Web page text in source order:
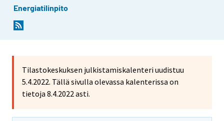
Energiatilinpito
Tilastokeskuksen julkistamiskalenteri uudistuu
5.4.2022. Tällä sivulla olevassa kalenterissa on
tietoja 8.4.2022 asti.